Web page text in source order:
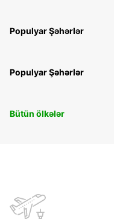
Populyar Şəhərlər
Populyar Şəhərlər
Bütün ölkələr